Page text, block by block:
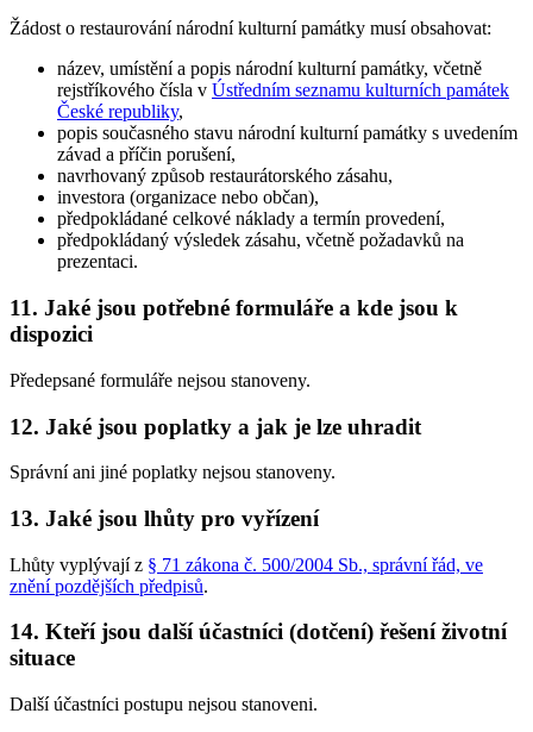
Žádost o restaurování národní kulturní památky musí obsahovat:
název, umístění a popis národní kulturní památky, včetně
rejstříkového čísla v Ústředním seznamu kulturních památek
České republiky,
popis současného stavu národní kulturní památky s uvedením
závad a příčin porušení,
navrhovaný způsob restaurátorského zásahu,
investora (organizace nebo občan),
předpokládané celkové náklady a termín provedení,
předpokládaný výsledek zásahu, včetně požadavků na
prezentaci.
11. Jaké jsou potřebné formuláře a kde jsou k
dispozici
Předepsané formuláře nejsou stanoveny.
12. Jaké jsou poplatky a jak je lze uhradit
Správní ani jiné poplatky nejsou stanoveny.
13. Jaké jsou lhůty pro vyřízení
Lhůty vyplývají z § 71 zákona č. 500/2004 Sb., správní řád, ve
znění pozdějších předpisů.
14. Kteří jsou další účastníci (dotčení) řešení životní
situace
Další účastníci postupu nejsou stanoveni.